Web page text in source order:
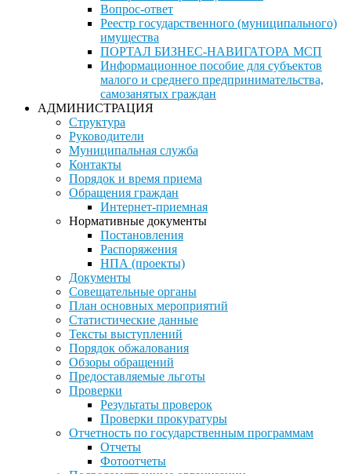
Вопрос-ответ
Реестр государственного (муниципального)
имущества
ПОРТАЛ БИЗНЕС-НАВИГАТОРА МСП
Информационное пособие для субъектов
малого и среднего предпринимательства,
самозанятых граждан
АДМИНИСТРАЦИЯ
Структура
Руководители
Муниципальная служба
Контакты
Порядок и время приема
Обращения граждан
Интернет-приемная
Нормативные документы
Постановления
Распоряжения
НПА (проекты)
Документы
Совещательные органы
План основных мероприятий
Статистические данные
Тексты выступлений
Порядок обжалования
Обзоры обращений
Предоставляемые льготы
Проверки
Результаты проверок
Проверки прокуратуры
Отчетность по государственным программам
Отчеты
Фотоотчеты